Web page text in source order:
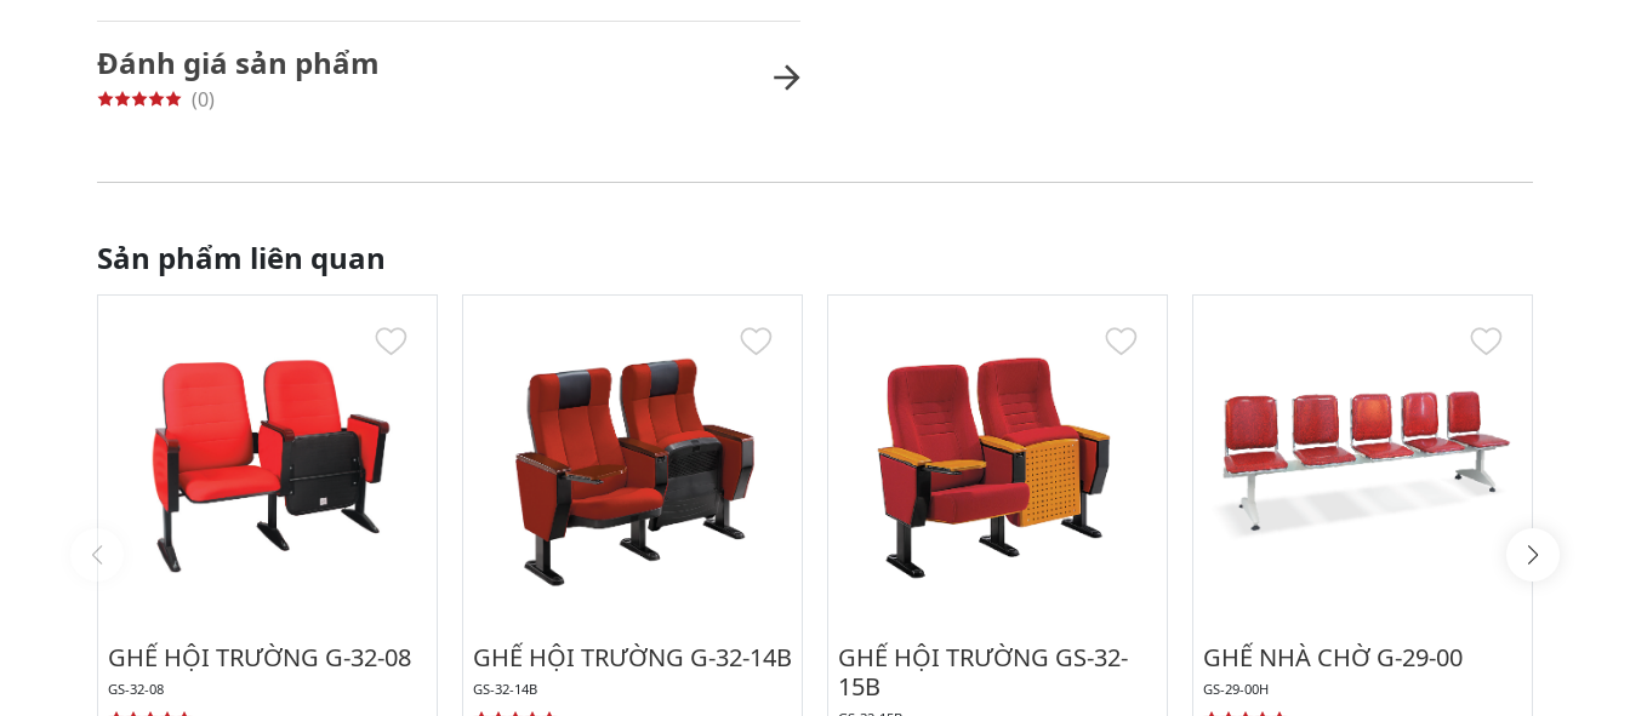
Đánh giá sản phẩm
(0)
Sản phẩm liên quan
GHẾ HỘI TRƯỜNG G-32-08
GS-32-08
GHẾ HỘI TRƯỜNG G-32-14B
GS-32-14B
GHẾ HỘI TRƯỜNG GS-32-
15B
GHẾ NHÀ CHỜ G-29-00
GS-29-00H